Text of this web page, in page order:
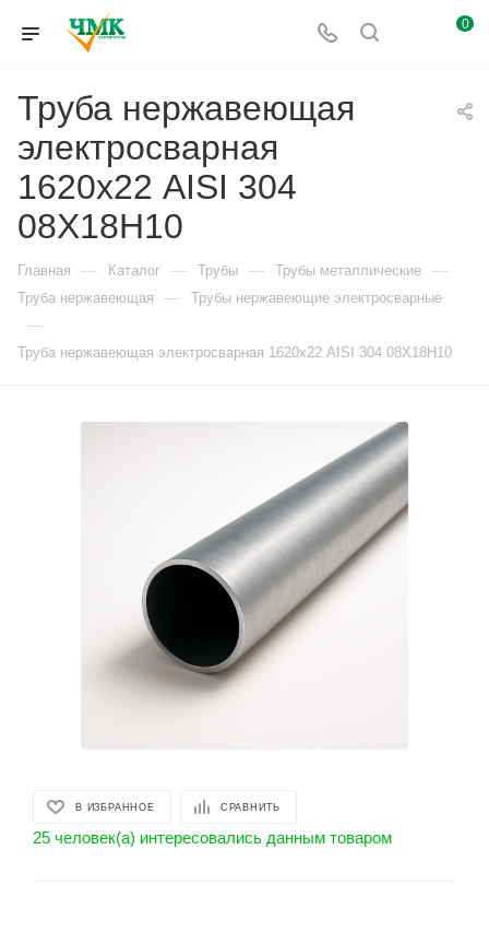
0
Труба нержавеющая
электросварная
1620х22 AISI 304
08Х18Н10
Главная — Каталог — Трубы — Трубы металлические —
Труба нержавеющая — Трубы нержавеющие электросварные
—
Труба нержавеющая электросварная 1620х22 AISI 304 08Х18Н10
В ИЗБРАННОЕ СРАВНИТЬ
25 человек(а) интересовались данным товаром